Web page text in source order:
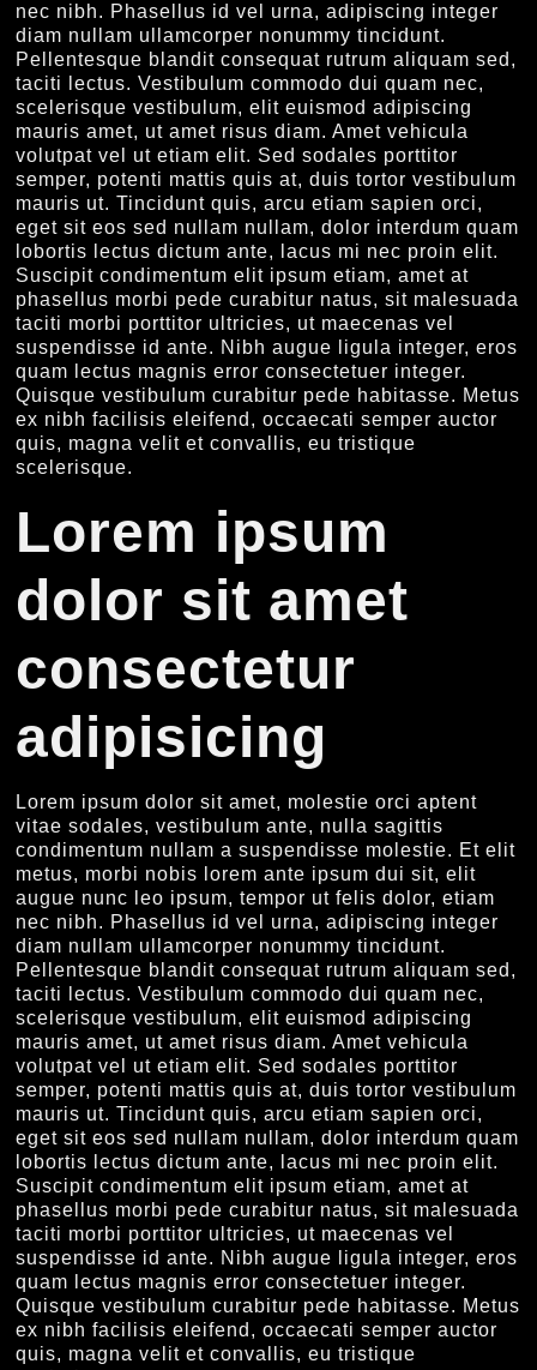
nec nibh. Phasellus id vel urna, adipiscing integer
diam nullam ullamcorper nonummy tincidunt.
Pellentesque blandit consequat rutrum aliquam sed,
taciti lectus. Vestibulum commodo dui quam nec,
scelerisque vestibulum, elit euismod adipiscing
mauris amet, ut amet risus diam. Amet vehicula
volutpat vel ut etiam elit. Sed sodales porttitor
semper, potenti mattis quis at, duis tortor vestibulum
mauris ut. Tincidunt quis, arcu etiam sapien orci,
eget sit eos sed nullam nullam, dolor interdum quam
lobortis lectus dictum ante, lacus mi nec proin elit.
Suscipit condimentum elit ipsum etiam, amet at
phasellus morbi pede curabitur natus, sit malesuada
taciti morbi porttitor ultricies, ut maecenas vel
suspendisse id ante. Nibh augue ligula integer, eros
quam lectus magnis error consectetuer integer.
Quisque vestibulum curabitur pede habitasse. Metus
ex nibh facilisis eleifend, occaecati semper auctor
quis, magna velit et convallis, eu tristique
scelerisque.
Lorem ipsum
dolor sit amet
consectetur
adipisicing
Lorem ipsum dolor sit amet, molestie orci aptent
vitae sodales, vestibulum ante, nulla sagittis
condimentum nullam a suspendisse molestie. Et elit
metus, morbi nobis lorem ante ipsum dui sit, elit
augue nunc leo ipsum, tempor ut felis dolor, etiam
nec nibh. Phasellus id vel urna, adipiscing integer
diam nullam ullamcorper nonummy tincidunt.
Pellentesque blandit consequat rutrum aliquam sed,
taciti lectus. Vestibulum commodo dui quam nec,
scelerisque vestibulum, elit euismod adipiscing
mauris amet, ut amet risus diam. Amet vehicula
volutpat vel ut etiam elit. Sed sodales porttitor
semper, potenti mattis quis at, duis tortor vestibulum
mauris ut. Tincidunt quis, arcu etiam sapien orci,
eget sit eos sed nullam nullam, dolor interdum quam
lobortis lectus dictum ante, lacus mi nec proin elit.
Suscipit condimentum elit ipsum etiam, amet at
phasellus morbi pede curabitur natus, sit malesuada
taciti morbi porttitor ultricies, ut maecenas vel
suspendisse id ante. Nibh augue ligula integer, eros
quam lectus magnis error consectetuer integer.
Quisque vestibulum curabitur pede habitasse. Metus
ex nibh facilisis eleifend, occaecati semper auctor
quis, magna velit et convallis, eu tristique